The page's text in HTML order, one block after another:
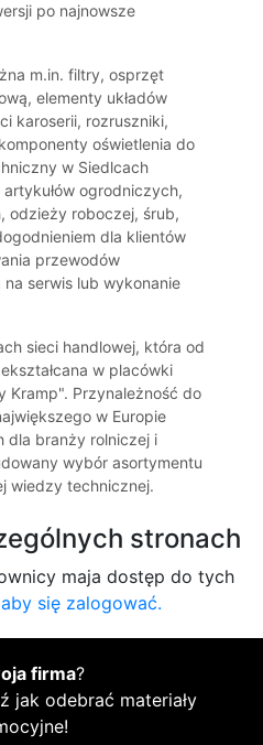
po najnowsze
m.in. filtry, osprzęt
elementy układów
karoserii, rozruszniki,
oświetlenia do
w Siedlcach
ogrodniczych,
odzieży roboczej, śrub,
dla klientów
przewodów
serwis lub wykonanie
sieci handlowej, która od
w placówki
Kramp". Przynależność do
w Europie
dla branży rolniczej i
wybór asortymentu
wiedzy technicznej.
stronach
maja dostęp do tych
się zalogować.
firma?
jak odebrać materiały